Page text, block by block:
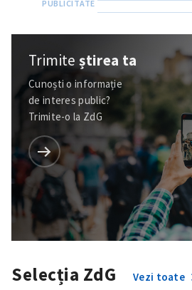
Trimiteștirea ta
Cunoști o informație
de interes public?
Trimite-o la ZdG
Selecția ZdG Vezi toate